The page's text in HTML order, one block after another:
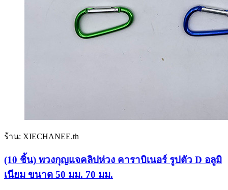
ร้าน: XIECHANEE.th
(10 ชิ้น) พวงกุญแจคลิปห่วง คาราบิเนอร์ รูปตัว D อลูมิ
เนียม ขนาด 50 มม. 70 มม.